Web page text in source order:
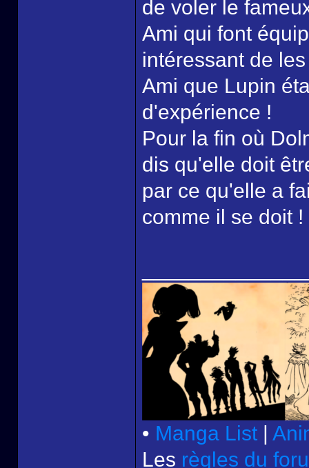
de voler le
Ami qui font
intéressant de
Ami que Lupin
d'expérience !
Pour la fin où
dis qu'elle doit
par ce qu'elle a
comme il se doit !
• Manga List |
Les règles du